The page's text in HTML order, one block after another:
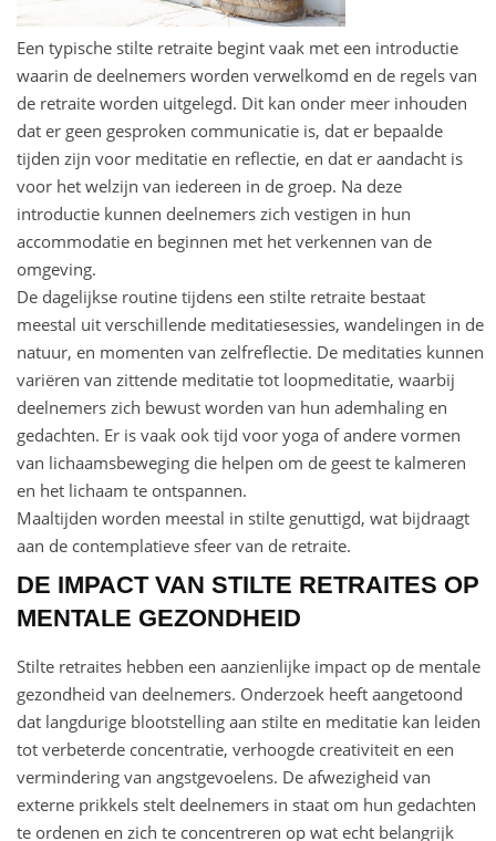
Een typische stilte retraite begint vaak met een introductie
waarin de deelnemers worden verwelkomd en de regels van
de retraite worden uitgelegd. Dit kan onder meer inhouden
dat er geen gesproken communicatie is, dat er bepaalde
tijden zijn voor meditatie en reflectie, en dat er aandacht is
voor het welzijn van iedereen in de groep. Na deze
introductie kunnen deelnemers zich vestigen in hun
accommodatie en beginnen met het verkennen van de
omgeving.
De dagelijkse routine tijdens een stilte retraite bestaat
meestal uit verschillende meditatiesessies, wandelingen in de
natuur, en momenten van zelfreflectie. De meditaties kunnen
variëren van zittende meditatie tot loopmeditatie, waarbij
deelnemers zich bewust worden van hun ademhaling en
gedachten. Er is vaak ook tijd voor yoga of andere vormen
van lichaamsbeweging die helpen om de geest te kalmeren
en het lichaam te ontspannen.
Maaltijden worden meestal in stilte genuttigd, wat bijdraagt
aan de contemplatieve sfeer van de retraite.
DE IMPACT VAN STILTE RETRAITES OP
MENTALE GEZONDHEID
Stilte retraites hebben een aanzienlijke impact op de mentale
gezondheid van deelnemers. Onderzoek heeft aangetoond
dat langdurige blootstelling aan stilte en meditatie kan leiden
tot verbeterde concentratie, verhoogde creativiteit en een
vermindering van angstgevoelens. De afwezigheid van
externe prikkels stelt deelnemers in staat om hun gedachten
te ordenen en zich te concentreren op wat echt belangrijk